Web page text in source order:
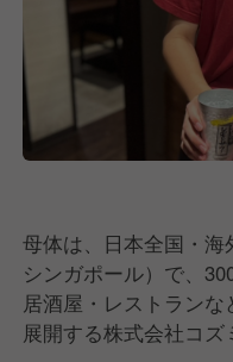
母体は、日本全国・
シンガポール）で、
居酒屋・レストランな
展開する株式会社コズ